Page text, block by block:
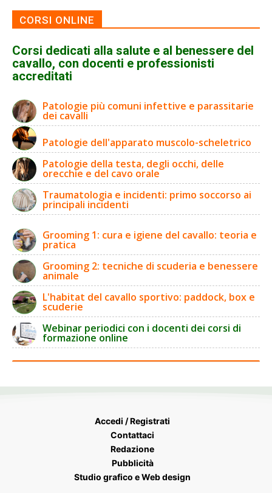
CORSI ONLINE
Corsi dedicati alla salute e al benessere del
cavallo, con docenti e professionisti
accreditati
Patologie più comuni infettive e parassitarie
dei cavalli
Patologie dell'apparato muscolo-scheletrico
Patologie della testa, degli occhi, delle
orecchie e del cavo orale
Traumatologia e incidenti: primo soccorso ai
principali incidenti
Grooming 1: cura e igiene del cavallo: teoria e
pratica
Grooming 2: tecniche di scuderia e benessere
animale
L'habitat del cavallo sportivo: paddock, box e
scuderie
Webinar periodici con i docenti dei corsi di
formazione online
Accedi / Registrati
Contattaci
Redazione
Pubblicità
Studio grafico e Web design